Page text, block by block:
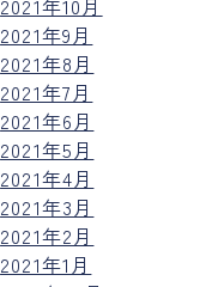
2021年10月
2021年9月
2021年8月
2021年7月
2021年6月
2021年5月
2021年4月
2021年3月
2021年2月
2021年1月